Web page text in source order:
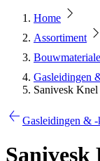
Home
Assortiment
Gasleidingen
Sanivesk
Gasleidingen &
Sanivesk